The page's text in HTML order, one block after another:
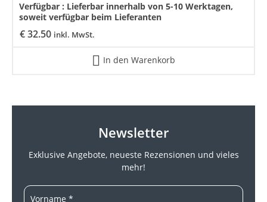
€32.50 inkl. MwSt.
Verfügbar : Lieferbar innerhalb von 5-10 Werktagen,
soweit verfügbar beim Lieferanten
In den Warenkorb
Newsletter
Exklusive Angebote, neueste Rezensionen und vieles
mehr!